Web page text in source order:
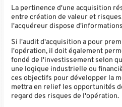
La pertinence d'une acquisition
entre création de valeur et
l'acquéreur dispose
Si l'audit d'acquisition a pour
l'opération, il doit également
fondé de l'investissement selon
une logique industrielle ou
ces objectifs pour développer la
mettra en relief les opportunités
regard des risques de l'opération.